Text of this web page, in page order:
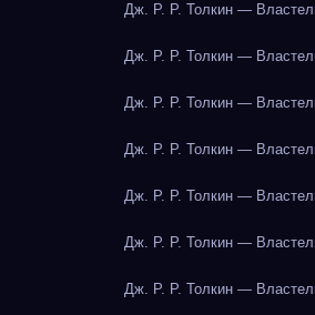
Дж. Р. Р. Толкин —
Дж. Р. Р. Толкин —
Дж. Р. Р. Толкин —
Дж. Р. Р. Толкин —
Дж. Р. Р. Толкин —
Дж. Р. Р. Толкин —
Дж. Р. Р. Толкин —